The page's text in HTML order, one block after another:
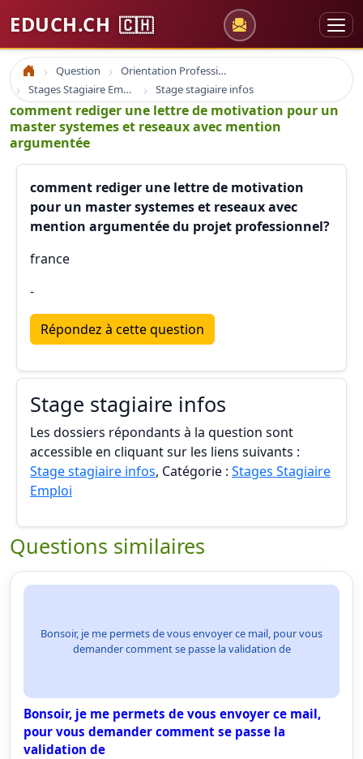
EDUCH.CH 🇨🇭
Accueil Question
Orientation Professionnelle
Stages Stagiaire Emploi
Stage stagiaire infos
comment rediger une lettre de motivation pour un
master systemes et reseaux avec mention
argumentée
comment rediger une lettre de motivation
pour un master systemes et reseaux avec
mention argumentée du projet professionnel?
france
-
Répondez à cette question
Stage stagiaire infos
Les dossiers répondants à la question sont
accessible en cliquant sur les liens suivants :
Stage stagiaire infos, Catégorie : Stages Stagiaire
Emploi
Questions similaires
Bonsoir, je me permets de vous envoyer ce mail, pour vous
demander comment se passe la validation de
Bonsoir, je me permets de vous envoyer ce mail,
pour vous demander comment se passe la
validation de